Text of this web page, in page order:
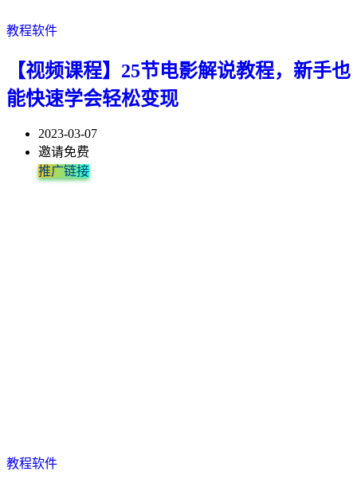
教程软件
【视频课程】25节电影解说教程，新手也
能快速学会轻松变现
2023-03-07
邀请免费
推广链接
教程软件